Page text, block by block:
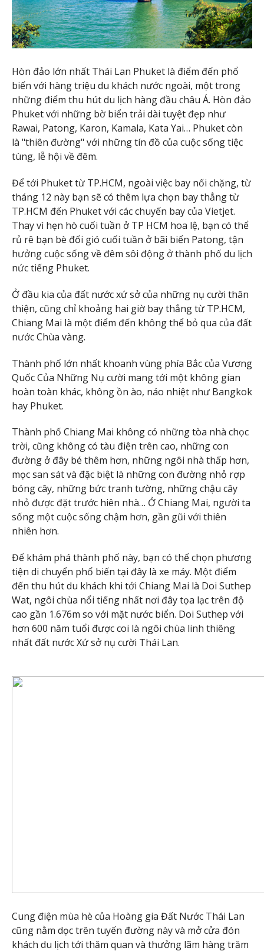
Hòn đảo lớn nhất Thái Lan Phuket là điểm đến phổ
biến với hàng triệu du khách nước ngoài, một trong
những điểm thu hút du lịch hàng đầu châu Á. Hòn đảo
Phuket với những bờ biển trải dài tuyệt đẹp như
Rawai, Patong, Karon, Kamala, Kata Yai… Phuket còn
là "thiên đường" với những tín đồ của cuộc sống tiệc
tùng, lễ hội về đêm.
Để tới Phuket từ TP.HCM, ngoài việc bay nối chặng, từ
tháng 12 này bạn sẽ có thêm lựa chọn bay thẳng từ
TP.HCM đến Phuket với các chuyến bay của Vietjet.
Thay vì hẹn hò cuối tuần ở TP HCM hoa lệ, bạn có thể
rủ rê bạn bè đổi gió cuối tuần ở bãi biển Patong, tận
hưởng cuộc sống về đêm sôi động ở thành phố du lịch
nức tiếng Phuket.
Ở đầu kia của đất nước xứ sở của những nụ cười thân
thiện, cũng chỉ khoảng hai giờ bay thẳng từ TP.HCM,
Chiang Mai là một điểm đến không thể bỏ qua của đất
nước Chùa vàng.
Thành phố lớn nhất khoanh vùng phía Bắc của Vương
Quốc Của Những Nụ cười mang tới một không gian
hoàn toàn khác, không ồn ào, náo nhiệt như Bangkok
hay Phuket.
Thành phố Chiang Mai không có những tòa nhà chọc
trời, cũng không có tàu điện trên cao, những con
đường ở đây bé thêm hơn, những ngôi nhà thấp hơn,
mọc san sát và đặc biệt là những con đường nhỏ rợp
bóng cây, những bức tranh tường, những chậu cây
nhỏ được đặt trước hiên nhà… Ở Chiang Mai, người ta
sống một cuộc sống chậm hơn, gần gũi với thiên
nhiên hơn.
Để khám phá thành phố này, bạn có thể chọn phương
tiện di chuyển phổ biến tại đây là xe máy. Một điểm
đến thu hút du khách khi tới Chiang Mai là Doi Suthep
Wat, ngôi chùa nổi tiếng nhất nơi đây tọa lạc trên độ
cao gần 1.676m so với mặt nước biển. Doi Suthep với
hơn 600 năm tuổi được coi là ngôi chùa linh thiêng
nhất đất nước Xứ sở nụ cười Thái Lan.
Cung điện mùa hè của Hoàng gia Đất Nước Thái Lan
cũng nằm dọc trên tuyến đường này và mở cửa đón
khách du lịch tới thăm quan và thưởng lãm hàng trăm